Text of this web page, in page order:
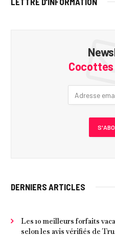
Cocottes
DERNIERS ARTICLES
Les 10 meilleurs forfaits
selon les avis vérifiés de